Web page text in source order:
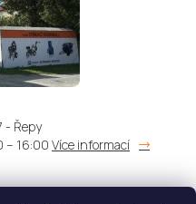
- Řepy
– 16:00 Více informací